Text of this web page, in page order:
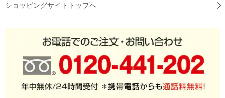
ショッピングサイトトップへ